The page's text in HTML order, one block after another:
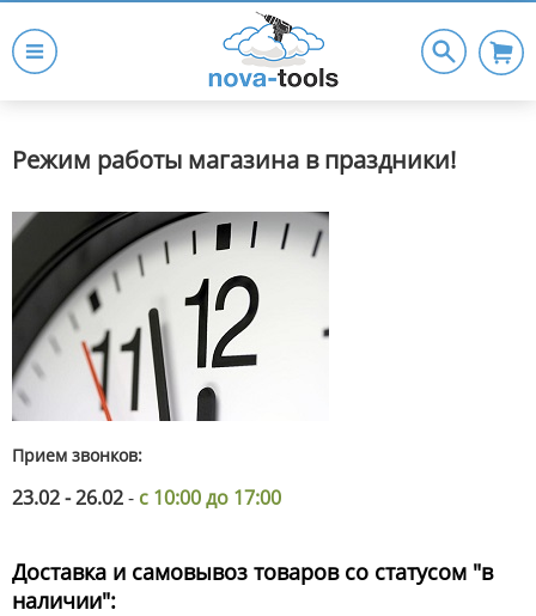
Режим работы магазина в праздники!
Прием звонков:
23.02 - 26.02- с 10:00 до 17:00
Доставка и самовывоз товаров со статусом "в
наличии":